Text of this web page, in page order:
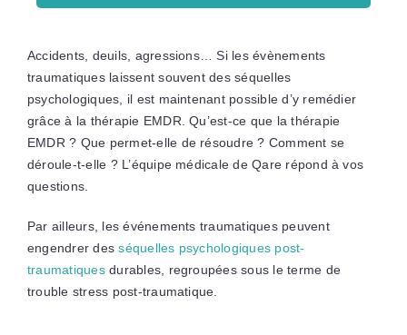
Accidents, deuils, agressions… Si les évènements
traumatiques laissent souvent des séquelles
psychologiques, il est maintenant possible d’y remédier
grâce à la thérapie EMDR. Qu’est-ce que la thérapie
EMDR ? Que permet-elle de résoudre ? Comment se
déroule-t-elle ? L’équipe médicale de Qare répond à vos
questions.
Par ailleurs, les événements traumatiques peuvent
engendrer desséquelles psychologiques post-
traumatiquesdurables, regroupées sous le terme de
trouble stress post-traumatique.